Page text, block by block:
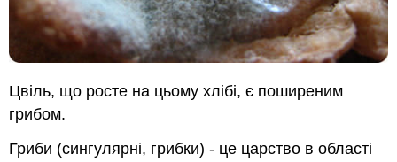
Цвіль, що росте на цьому хлібі, є поширеним
грибом.
Гриби (сингулярні, грибки) - це царство в області